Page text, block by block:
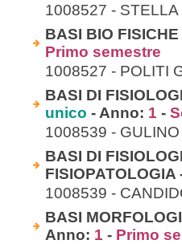
1008527 -
BASI BIO
Primo semestre
1008527 - POLITI
BASI DI
unico - Anno: 1 -
1008539 -
BASI DI
FISIOPATOLOGIA
1008539 -
BASI
Anno: 1 - Primo